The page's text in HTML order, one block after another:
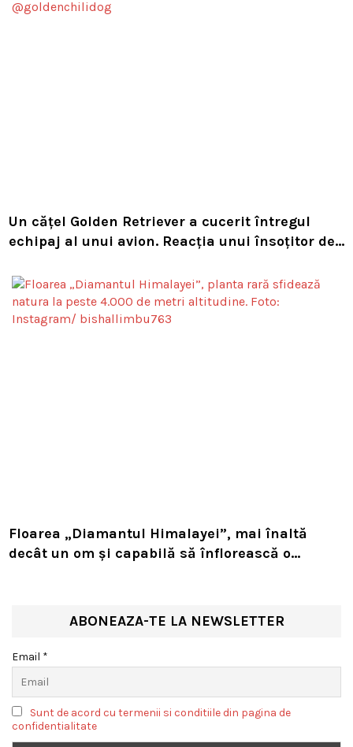
Un cățel Golden Retriever a cucerit întregul
echipaj al unui avion. Reacția unui însoțitor de
Floarea „Diamantul Himalayei”, mai înaltă
decât un om și capabilă să înflorească o
ABONEAZA-TE LA NEWSLETTER
Email *
Sunt de acord cu termenii si conditiile din pagina de
confidentialitate